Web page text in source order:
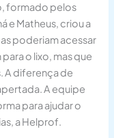
formado pelos
e Matheus, criou a
poderiam acessar
o lixo, mas que
A diferença de
A equipe
para ajudar o
a Helprof.